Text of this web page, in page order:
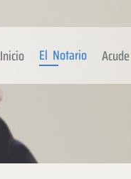
Inicio El Notario